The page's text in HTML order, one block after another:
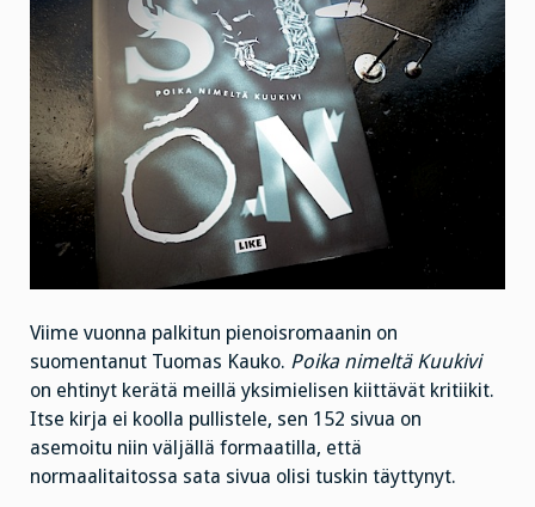
Viime vuonna palkitun pienoisromaanin on
suomentanut Tuomas Kauko. Poika nimeltä Kuukivi
on ehtinyt kerätä meillä yksimielisen kiittävät kritiikit.
Itse kirja ei koolla pullistele, sen 152 sivua on
asemoitu niin väljällä formaatilla, että
normaalitaitossa sata sivua olisi tuskin täyttynyt.